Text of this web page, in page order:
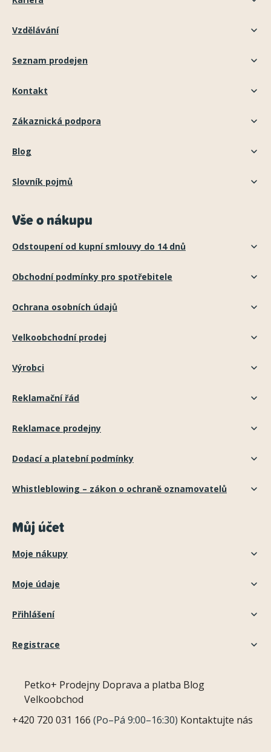
Vzdělávání
Seznam prodejen
Kontakt
Zákaznická podpora
Blog
Slovník pojmů
Vše o nákupu
Odstoupení od kupní smlouvy do 14 dnů
Obchodní podmínky pro spotřebitele
Ochrana osobních údajů
Velkoobchodní prodej
Výrobci
Reklamační řád
Reklamace prodejny
Dodací a platební podmínky
Whistleblowing – zákon o ochraně oznamovatelů
Můj účet
Moje nákupy
Moje údaje
Přihlášení
Registrace
Petko+ Prodejny Doprava a platba Blog
Velkoobchod
+420 720 031 166 (Po–Pá 9:00–16:30) Kontaktujte nás